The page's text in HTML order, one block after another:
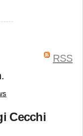
RSS
Cecchi